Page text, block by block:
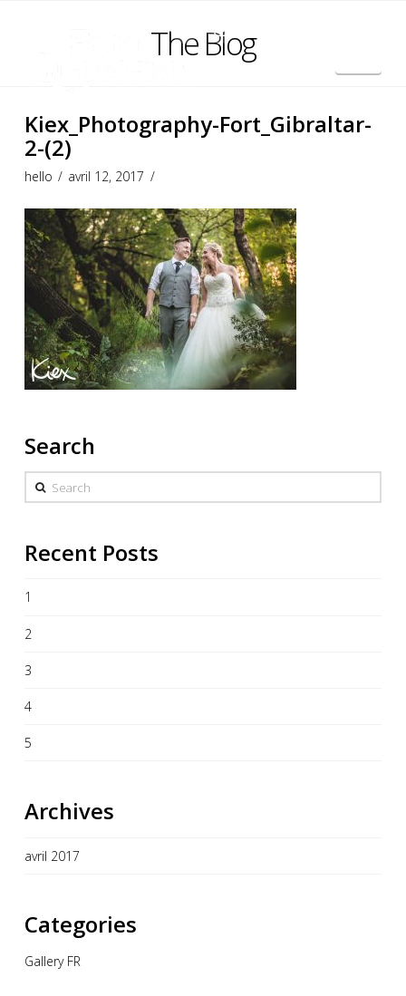
The Blog
Kiex_Photography-Fort_Gibraltar-
2-(2)
hello avril 12, 2017
Search
Search
Recent Posts
1
2
3
4
5
Archives
avril 2017
Categories
Gallery FR